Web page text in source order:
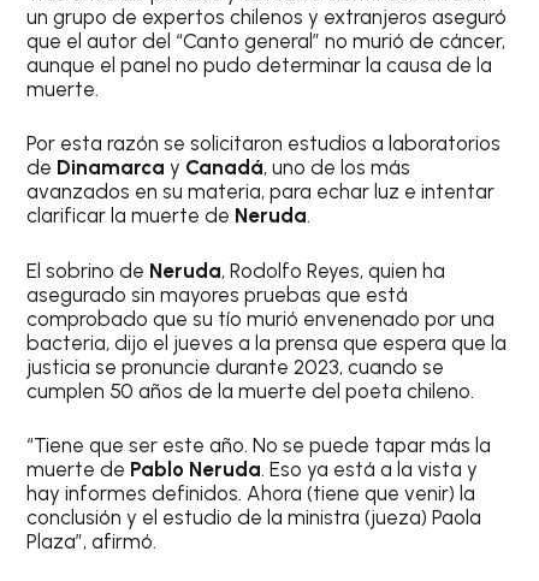
un grupo de expertos chilenos y extranjeros aseguró
que el autor del “Canto general” no murió de cáncer,
aunque el panel no pudo determinar la causa de la
muerte.
Por esta razón se solicitaron estudios a laboratorios
de Dinamarcay Canadá, uno de los más
avanzados en su materia, para echar luz e intentar
clarificar la muerte de Neruda.
El sobrino de Neruda, Rodolfo Reyes, quien ha
asegurado sin mayores pruebas que está
comprobado que su tío murió envenenado por una
bacteria, dijo el jueves a la prensa que espera que la
justicia se pronuncie durante 2023, cuando se
cumplen 50 años de la muerte del poeta chileno.
“Tiene que ser este año. No se puede tapar más la
muerte de Pablo Neruda. Eso ya está a la vista y
hay informes definidos. Ahora (tiene que venir) la
conclusión y el estudio de la ministra (jueza) Paola
Plaza”, afirmó.